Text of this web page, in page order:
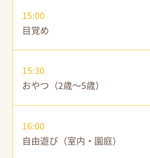
15:00
目覚め
15:30
おやつ（2歳～5歳）
16:00
自由遊び（室内・園庭）